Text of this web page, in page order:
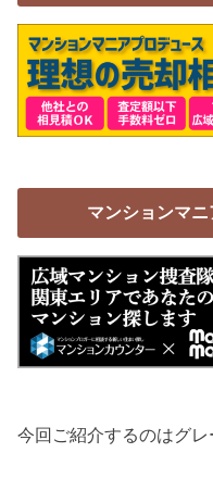
マンションマニ
今回ご紹介するのはグレ